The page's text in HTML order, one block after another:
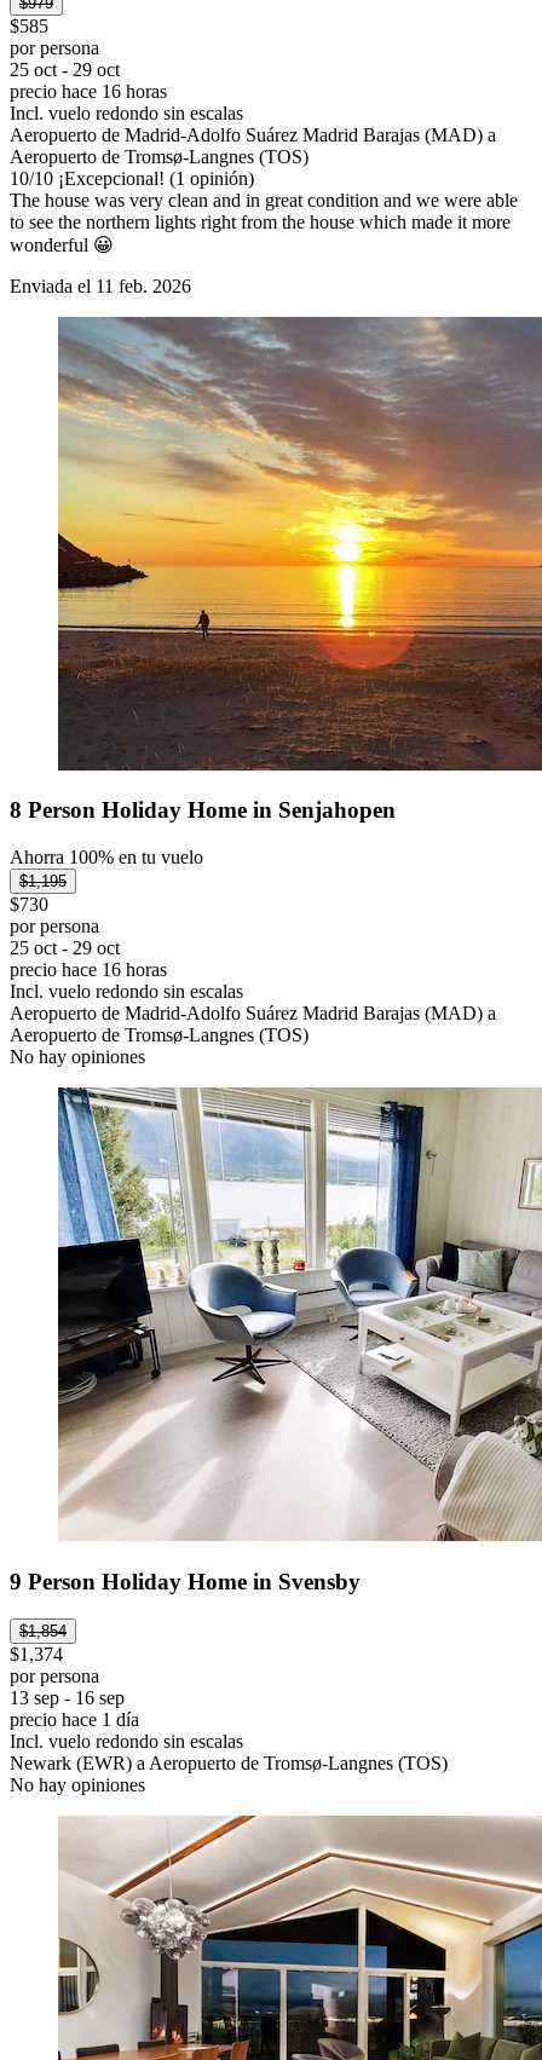
$585
por persona
25 oct - 29 oct
precio hace 16 horas
Incl. vuelo redondo sin escalas
Aeropuerto de Madrid-Adolfo Suárez Madrid Barajas (MAD) a
Aeropuerto de Tromsø-Langnes (TOS)
10/10 ¡Excepcional! (1 opinión)
The house was very clean and in great condition and we were able
to see the northern lights right from the house which made it more
wonderful 😀
Enviada el 11 feb. 2026
8 Person Holiday Home in Senjahopen
Ahorra 100% en tu vuelo
$1,195
$730
por persona
25 oct - 29 oct
precio hace 16 horas
Incl. vuelo redondo sin escalas
Aeropuerto de Madrid-Adolfo Suárez Madrid Barajas (MAD) a
Aeropuerto de Tromsø-Langnes (TOS)
No hay opiniones
9 Person Holiday Home in Svensby
$1,854
$1,374
por persona
13 sep - 16 sep
precio hace 1 día
Incl. vuelo redondo sin escalas
Newark (EWR) a Aeropuerto de Tromsø-Langnes (TOS)
No hay opiniones